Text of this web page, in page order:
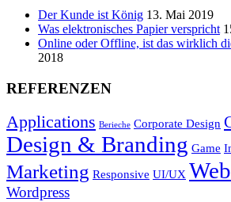
Der Kunde ist König 13. Mai 2019
Was elektronisches Papier verspricht
Online oder Offline, ist das wirklich
2018
REFERENZEN
Applications Berieche Corporate Design
Design & Branding Game
Marketing Responsive UI/UX Web
Wordpress